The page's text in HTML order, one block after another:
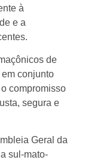
à
e a
de
conjunto
compromisso
segura e
Geral da
sul-mato-